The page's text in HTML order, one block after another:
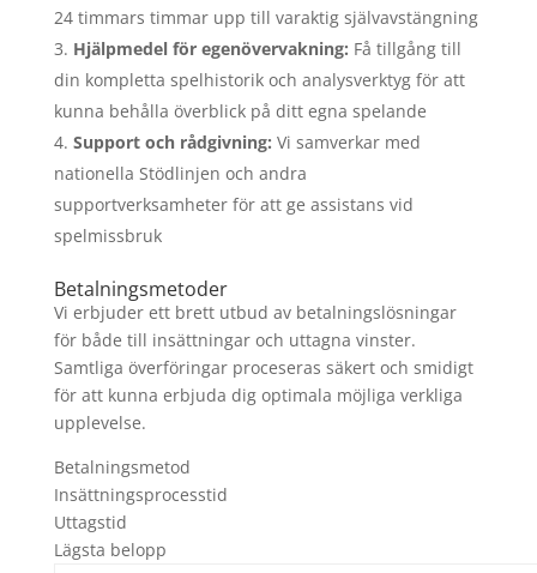
24 timmars timmar upp till varaktig självavstängning
Hjälpmedel för egenövervakning: Få tillgång till
din kompletta spelhistorik och analysverktyg för att
kunna behålla överblick på ditt egna spelande
Support och rådgivning: Vi samverkar med
nationella Stödlinjen och andra
supportverksamheter för att ge assistans vid
spelmissbruk
Betalningsmetoder
Vi erbjuder ett brett utbud av betalningslösningar
för både till insättningar och uttagna vinster.
Samtliga överföringar proceseras säkert och smidigt
för att kunna erbjuda dig optimala möjliga verkliga
upplevelse.
Betalningsmetod
Insättningsprocesstid
Uttagstid
Lägsta belopp